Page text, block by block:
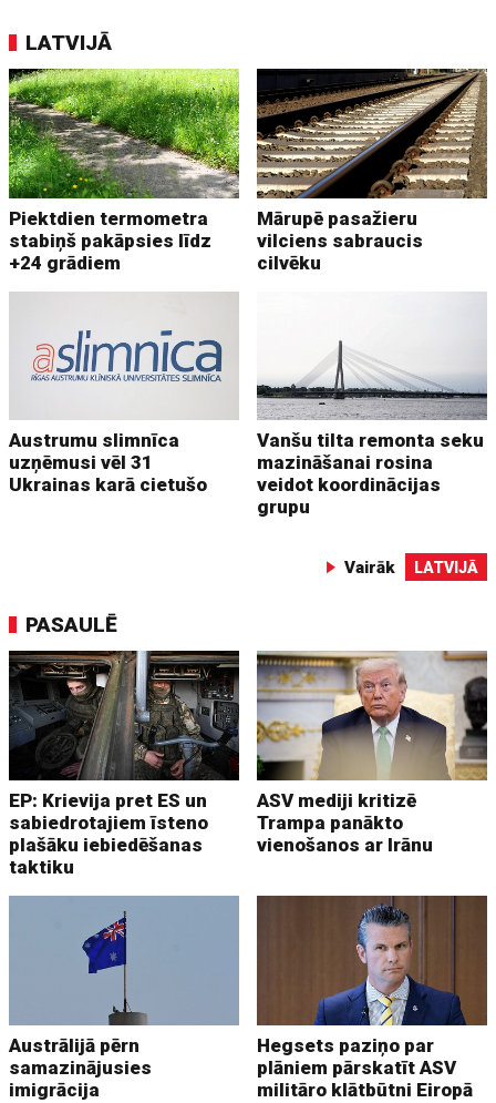
LATVIJĀ
Piektdien termometra
stabiņš pakāpsies līdz
+24 grādiem
Mārupē pasažieru
vilciens sabraucis
cilvēku
Austrumu slimnīca
uzņēmusi vēl 31
Ukrainas karā cietušo
Vanšu tilta remonta seku
mazināšanai rosina
veidot koordinācijas
grupu
Vairāk LATVIJĀ
PASAULĒ
EP: Krievija pret ES un
sabiedrotajiem īsteno
plašāku iebiedēšanas
taktiku
ASV mediji kritizē
Trampa panākto
vienošanos ar Irānu
Austrālijā pērn
samazinājusies
imigrācija
Hegsets paziņo par
plāniem pārskatīt ASV
militāro klātbūtni Eiropā